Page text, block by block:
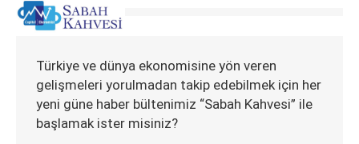
Türkiye ve dünya ekonomisine yön veren
gelişmeleri yorulmadan takip edebilmek için her
yeni güne haber bültenimiz “Sabah Kahvesi” ile
başlamak ister misiniz?